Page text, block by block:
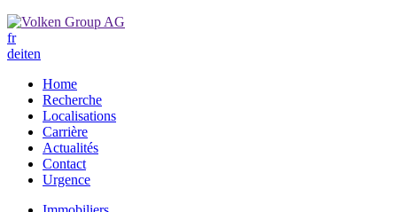
fr
deiten
Home
Recherche
Localisations
Carrière
Actualités
Contact
Urgence